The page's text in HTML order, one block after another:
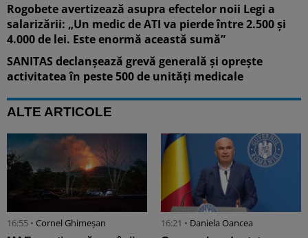
Rogobete avertizează asupra efectelor noii Legi a
salarizării: „Un medic de ATI va pierde între 2.500 și
4.000 de lei. Este enormă această sumă”
SANITAS declanșează grevă generală și oprește
activitatea în peste 500 de unități medicale
ALTE ARTICOLE
16:55 • Cornel Ghimeșan 16:21 • Daniela Oancea